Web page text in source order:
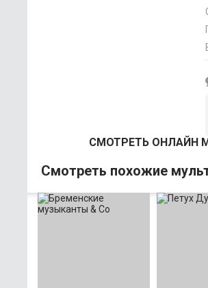
СМОТРEТЬ ОНЛАЙН
Смотрeть похожие